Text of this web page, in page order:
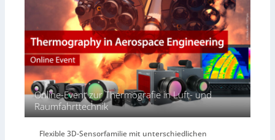
t
s
S
e
i
e
s
-
B
E
A
-
R
e
o
n
s
p
e
c
r
a
l
N
Online-Event zur Thermografie in Luft- und
Raumfahrttechnik
Flexible 3D-Sensorfamilie mit unterschiedlichen